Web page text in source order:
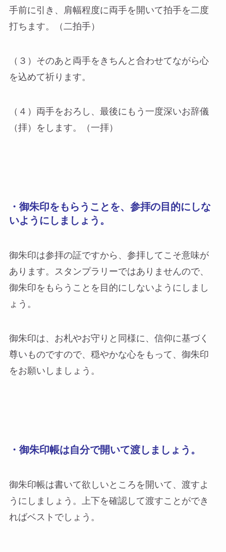
手前に引き、肩幅程度に両手を開いて拍手を二度
打ちます。（二拍手）
（３）そのあと両手をきちんと合わせてながら心
を込めて祈ります。
（４）両手をおろし、最後にもう一度深いお辞儀
（拝）をします。（一拝）
・御朱印をもらうことを、参拝の目的にしな
いようにしましょう。
御朱印は参拝の証ですから、参拝してこそ意味が
あります。スタンプラリーではありませんので、
御朱印をもらうことを目的にしないようにしまし
ょう。
御朱印は、お札やお守りと同様に、信仰に基づく
尊いものですので、穏やかな心をもって、御朱印
をお願いしましょう。
・御朱印帳は自分で開いて渡しましょう。
御朱印帳は書いて欲しいところを開いて、渡すよ
うにしましょう。上下を確認して渡すことができ
ればベストでしょう。